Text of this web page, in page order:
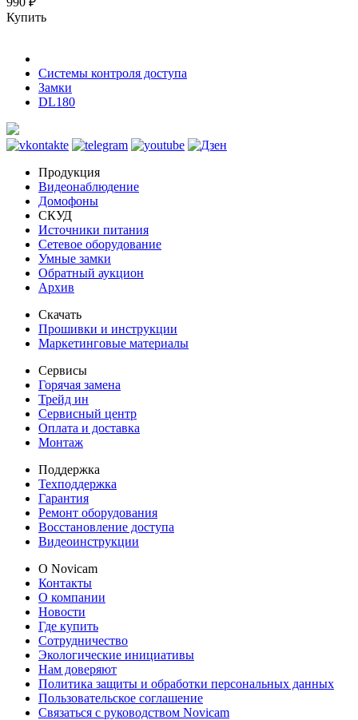
Купить
Системы контроля доступа
Замки
DL180
Продукция
Видеонаблюдение
Домофоны
СКУД
Источники питания
Сетевое оборудование
Умные замки
Обратный аукцион
Архив
Скачать
Прошивки и инструкции
Маркетинговые материалы
Сервисы
Горячая замена
Трейд ин
Сервисный центр
Оплата и доставка
Монтаж
Поддержка
Техподдержка
Гарантия
Ремонт оборудования
Восстановление доступа
Видеоинструкции
О Novicam
Контакты
О компании
Новости
Где купить
Сотрудничество
Экологические инициативы
Нам доверяют
Политика защиты и обработки персональных данных
Пользовательское соглашение
Связаться с руководством Novicam